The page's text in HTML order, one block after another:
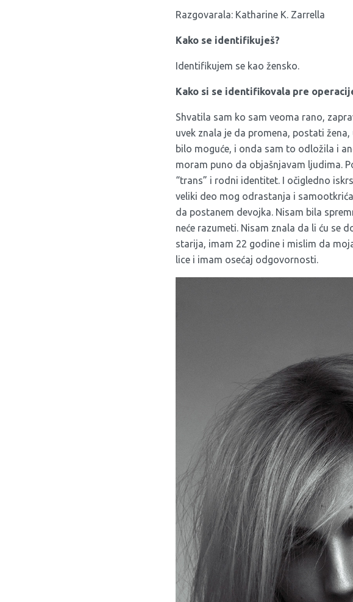
Razgovarala: Katharine K. Zarrella
Kako se identifikuješ?
Identifikujem se kao žensko.
Kako si se identifikovala pre
Shvatila sam ko sam veoma rano,
uvek znala je da promena, postati
bilo moguće, i onda sam to odložila i
moram puno da objašnjavam ljudima.
“trans” i rodni identitet. I očigledno
veliki deo mog odrastanja i
da postanem devojka. Nisam bila
neće razumeti. Nisam znala da li ću se
starija, imam 22 godine i mislim da
lice i imam osećaj odgovornosti.